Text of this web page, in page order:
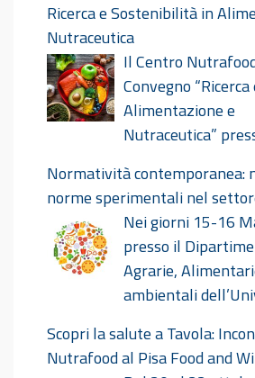
Ricerca e Sostenibilità in
Nutraceutica
Il Centro
Convegno
Alimentazione e
Nutraceutica”
2024. Ricerca E Sostenibilità
Nutraceutica Def
Normatività contemporanea: norme sensoriali e
norme sperimentali nel
Nei giorni 15-16
presso il
Agrarie,
ambientali
contemporanea: norme
sperimentali nel settore
Scopri la salute a Tavola:
Nutrafood al Pisa Food and